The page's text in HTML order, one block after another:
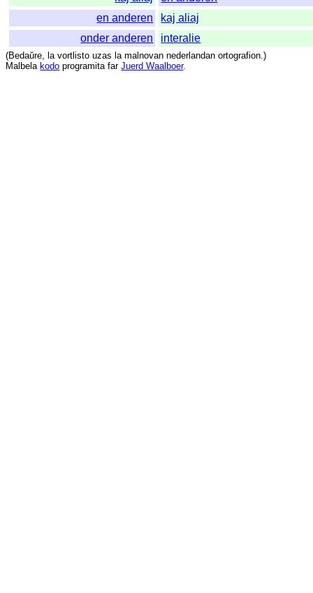
en anderen
kaj aliaj
onder anderen
interalie
(Bedaŭre, la vortlisto uzas la malnovan nederlandan ortografion.)
Malbela kodo programita far Juerd Waalboer.